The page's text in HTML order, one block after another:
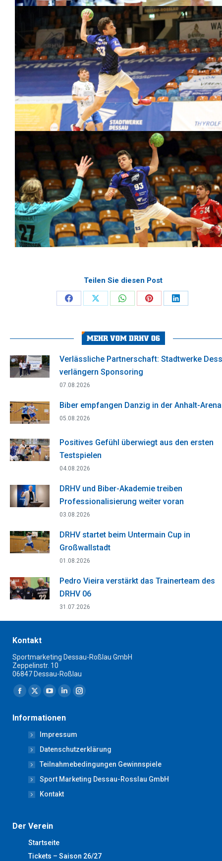
Teilen Sie diesen Post
Share
Facebook
Share
X
Share
WhatsApp
Share
Pinterest
Share
MEHR VOM DRHV 06
Verlässliche Partnerschaft: Stadtwerke
verlängern Sponsoring
07.08.2026
Biber empfangen Danzig in der Anhalt-Arena
05.08.2026
Positives Gefühl überwiegt aus den ersten
Testspielen
04.08.2026
DRHV und Biber-Akademie treiben
Professionalisierung weiter voran
03.08.2026
DRHV startet beim Untermain Cup in
Großwallstadt
01.08.2026
Pedro Vieira verstärkt das Trainerteam des
DRHV 06
31.07.2026
Kontakt
Sportmarketing Dessau-Roßlau GmbH
Zeppelinstr. 10
06847 Dessau-Roßlau
Finden Sie uns auf:
Facebook
opens
new
window
X
opens
in
new
window
YouTube
opens
in
new
window
Linkedin
opens
in
new
window
Instagram
new
window
Informationen
Impressum
Datenschutzerklärung
Teilnahmebedingungen Gewinnspiele
Sport Marketing Dessau-Rosslau GmbH
Kontakt
Der Verein
Startseite
Tickets – Saison 26/27